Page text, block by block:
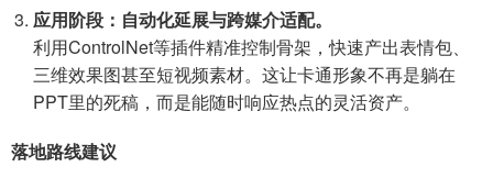
应用阶段：自动化延展与跨媒介适配。
利用ControlNet等插件精准控制骨架，快速产出表情包、
三维效果图甚至短视频素材。这让卡通形象不再是躺在
PPT里的死稿，而是能随时响应热点的灵活资产。
落地路线建议